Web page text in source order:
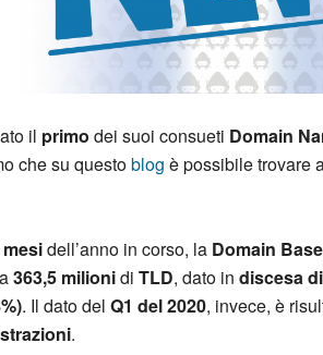
il primo dei suoi consueti Domain
che su questoblog è possibile trovare
dell’anno in corso, la Domain Base
363,5 milionidi TLD, dato in discesa
. Il dato del Q1 del 2020, invece, è
.